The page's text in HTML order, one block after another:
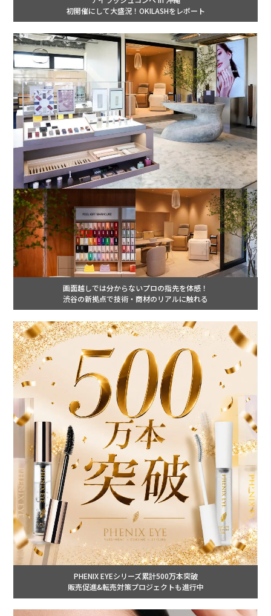
初開催にして大盛況！OKILASHをレポート
画面越しでは分からないプロの指先を体感！
渋谷の新拠点で技術・商材のリアルに触れる
PHENIX EYEシリーズ累計500万本突破
販売促進&転売対策プロジェクトも進行中